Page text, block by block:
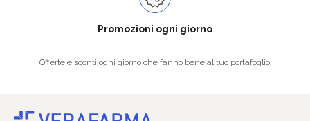
Promozioni ogni giorno
Offerte e sconti ogni giorno che fanno bene al tuo portafoglio.